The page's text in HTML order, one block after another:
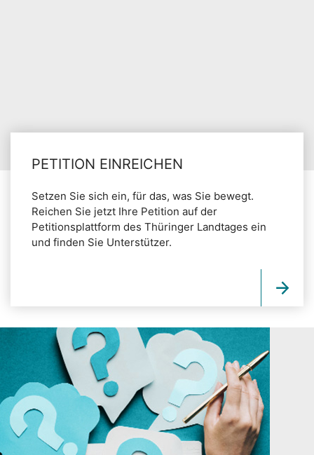
PETITION EINREICHEN
Setzen Sie sich ein, für das, was Sie bewegt.
Reichen Sie jetzt Ihre Petition auf der
Petitionsplattform des Thüringer Landtages ein
und finden Sie Unterstützer.